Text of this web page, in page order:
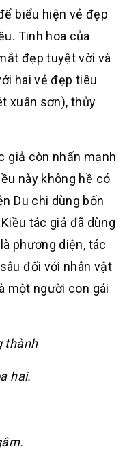
biểu hiện vẻ đẹp
Tinh hoa của
đẹp tuyệt vời và
hai vẻ đẹp tiêu
xuân sơn), thủy
giả còn nhấn mạnh
này không hề có
Du chi dùng bốn
tác giả đã dùng
phương diện, tác
đối với nhân vật
một người con gái
thành
hai.